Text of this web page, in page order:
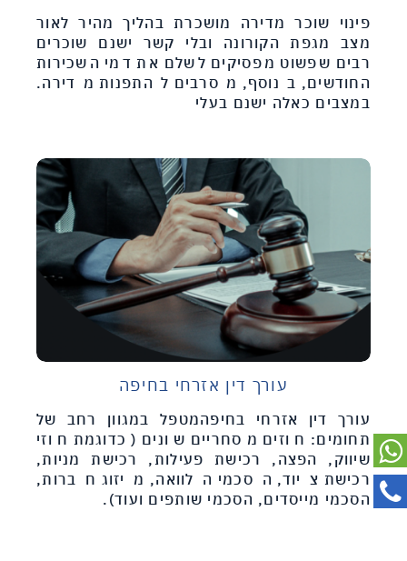
פינוי שוכר מדירה מושכרת בהליך מהיר לאור
מצב מגפת הקורונה ובלי קשר ישנם שוכרים
רבים שפשוט מפסיקים לשלם את דמי השכירות
החודשים, בנוסף, מסרבים להתפנות מדירה.
במצבים כאלה ישנם בעלי
עורך דין אזרחי בחיפה
עורך דין אזרחי בחיפהמטפל במגוון רחב של
תחומים: חוזים מסחריים שונים (כדוגמת חוזי
שיווק, הפצה, רכישת פעילות, רכישת מניות,
רכישת ציוד, הסכמי הלוואה, מיזוג חברות,
הסכמי מייסדים, הסכמי שותפים ועוד).